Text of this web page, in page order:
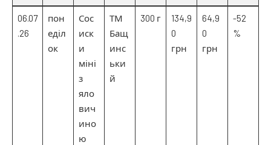
06.07
.26
пон
еділ
ок
Сос
иск
и
міні
з
яло
вич
ино
ю
ТМ
Бащ
инс
ьки
й
300 г
134,9
0
грн
64,9
0
грн
-52
%